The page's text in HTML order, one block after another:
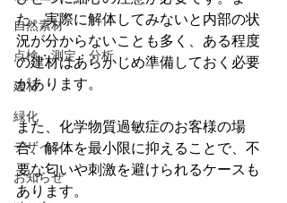
自然素材
点検・測定・分析
建材
緑化
デザイン
お知らせ
た、実際に解体してみないと内部の状
況が分からないことも多く、ある程度
の建材はあらかじめ準備しておく必要
があります。
また、化学物質過敏症のお客様の場
合、解体を最小限に抑えることで、不
要な匂いや刺激を避けられるケースも
あります。